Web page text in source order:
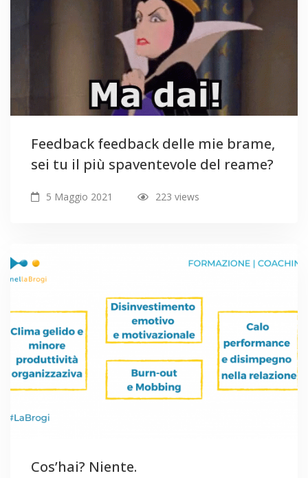
Feedback feedback delle mie brame,
sei tu il più spaventevole del reame?
5 Maggio 2021 223 views
Cos’hai? Niente.